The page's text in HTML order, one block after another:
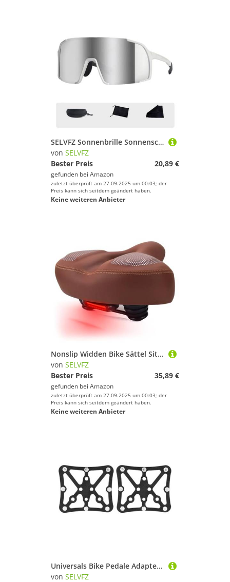
SELVFZ Sonnenbrille Sonnenschutz Staubdes Leichtgewicht Sportwinkel Für Außenrad Und Pendeln Mit Radsport Brillen
von SELVFZ
Bester Preis
20,89 €
gefunden bei Amazon
zuletzt überprüft am 27.09.2025 um 00:03; der
Preis kann sich seitdem geändert haben.
Keine weiteren Anbieter
Nonslip Widden Bike Sättel Sitzblock Atmungsaktiv Bequeme Fahrradkissen Straßenfahrräder Pad Radfahren Accessoire Atmungsaktives Fahrrad Fahrräder
von SELVFZ
Bester Preis
35,89 €
gefunden bei Amazon
zuletzt überprüft am 27.09.2025 um 00:03; der
Preis kann sich seitdem geändert haben.
Keine weiteren Anbieter
Universals Bike Pedale Adapter Aluminiumlegierungen Schnell Installationstool Für Mountainbikes Und Fahrradbegeisterte Weitkontakt Pedale
von SELVFZ